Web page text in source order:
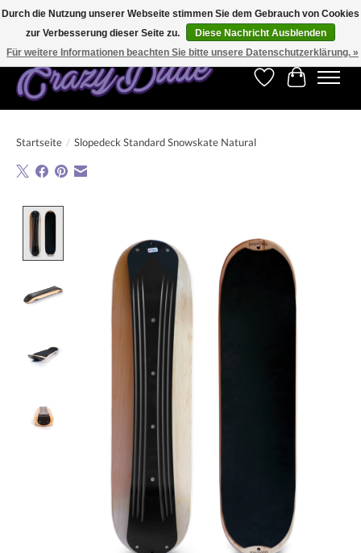
Kostenfreier Versand für Bestellungen ab 250 €. Weltweite Lieferung!
Wunschzettel
Ihr
Startseite / Slopedeck Standard Snowskate Natural
Durch die Nutzung unserer Webseite stimmen Sie dem Gebrauch von Cookies
zur Verbesserung dieser Seite zu.
Diese Nachricht Ausblenden
Für weitere Informationen beachten Sie bitte unsere Datenschutzerklärung. »